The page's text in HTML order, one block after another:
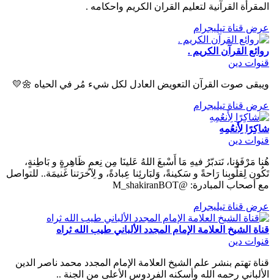
المقرأة القرآنية لتعليم القران الكريم واحكامه .
عرض قناة تيليجرام
روائع القرآن الكريم .
قنوات دين
ويبقى صوت القرآن التعويض العادل لكل شيء مُر في الحياه 🌼💛
عرض قناة تيليجرام
شاكِرًا لِأَنعُمِهِ
قنوات دين
هُنا مَرْفَؤنا، نَتدبّرُ فيهِ مَا أَسْبغَ اللهُ عَلينَا مِن نِعمٍ ظَاهِرةٍ و بَاطِنةٍ،
تَكُون لِقلُوبِنا رَاحةً و سَكينةً، وَلبَارئِنا عِبادةً، و لِآخرَتنا غَنيمَة.. للتواصل
مع أصحاب المبادرة: @M_shakiranBOT
عرض قناة تيليجرام
قناة الشيخ العلامة الإمام المجدد الألباني طيب الله ثراه
قنوات دين
قناة تهتم بنشر علم الشيخ العلامة الإمام المجدد محمد ناصر الدين
الألباني رحمه الله وأسكنه الفردوس الأعلى من الجنة ..